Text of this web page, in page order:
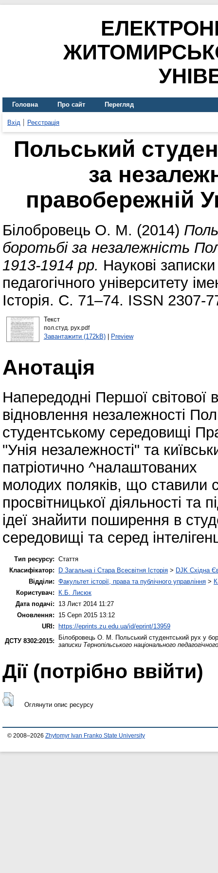
Головна Про сайт Перегляд
Вхід Реєстрація
Польський
за
правобережній
Білобровець О. М. (2014)
боротьбі за незалежність
1913-1914 pp. Наукові
педагогічного університету
Історія. С. 71–74. ISSN 2307-
Текст
пол.студ. рух.pdf
Завантажити (172kB)| Preview
Анотація
Напередодні Першої світової
відновлення незалежності
студентському середовищі
"Унія незалежності" та
патріотично ^налаштованих
молодих поляків, що ставили
просвітницької діяльності та
ідеї знайити поширення в
середовищі та серед
Тип ресурсу: Стаття
Класифікатор:
D Загальна і Стара Всесвітня Історія > DJK Східна
Відділи: Факультет історії, права та публічного управління >
Користувач:
К.Б. Лисюк
Дата подачі:
13 Лист 2014 11:27
Оновлення:
15 Серп 2015 13:12
URI: https://eprints.zu.edu.ua/id/eprint/13959
ДСТУ 8302:2015:
Білобровець О. М.
Польський студентський рух у
записки Тернопільського національного
Дії ​​(потрібно ввійти)
Оглянути опис ресурсу
© 2008–2026 Zhytomyr Ivan Franko State University